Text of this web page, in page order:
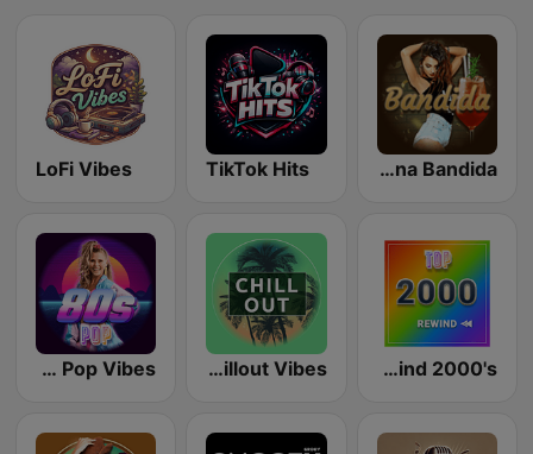
Latina Bandida!
TikTok Hits
LoFi Vibes
Rewind 2000's
Chillout Vibes
80s Pop Vibes